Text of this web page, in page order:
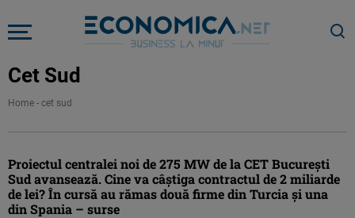
Cet Sud
Home - cet sud
Proiectul centralei noi de 275 MW de la CET București
Sud avansează. Cine va câștiga contractul de 2 miliarde
de lei? În cursă au rămas două firme din Turcia și una
din Spania – surse